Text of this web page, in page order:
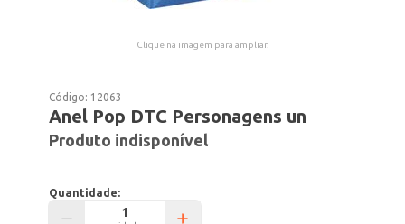
Clique na imagem para ampliar.
Código: 12063
Anel Pop DTC Personagens un
Produto indisponível
Quantidade: